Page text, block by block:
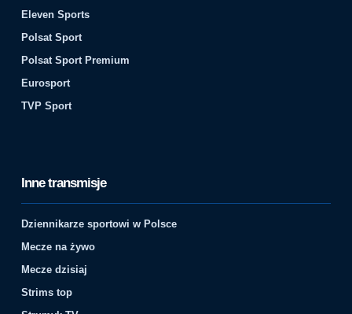
Eleven Sports
Polsat Sport
Polsat Sport Premium
Eurosport
TVP Sport
Inne transmisje
Dziennikarze sportowi w Polsce
Mecze na żywo
Mecze dzisiaj
Strims top